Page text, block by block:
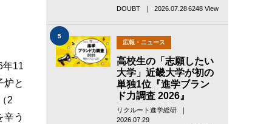
年11
炉と
2
辛う
DOUBT ｜ 2026.07.286248 View
5
広報・ニュース
高校生の「志願したい
大学」近畿大学が初の
単独1位『進学ブラン
ド力調査 2026』
リクルート進学総研 ｜
2026.07.29